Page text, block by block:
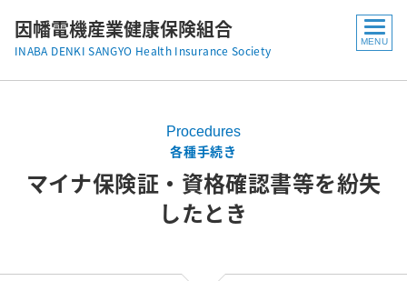
因幡電機産業健康保険組合
INABA DENKI SANGYO Health Insurance Society
Procedures
各種手続き
マイナ保険証・資格確認書等を紛失
したとき